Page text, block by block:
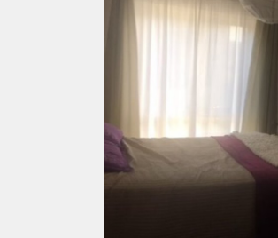
Gedeelde keuken: Nee
Gedeelde Douche: Nee
Gedeelde woonkamer: Nee
Geslacht huisgenoten: N.v.t